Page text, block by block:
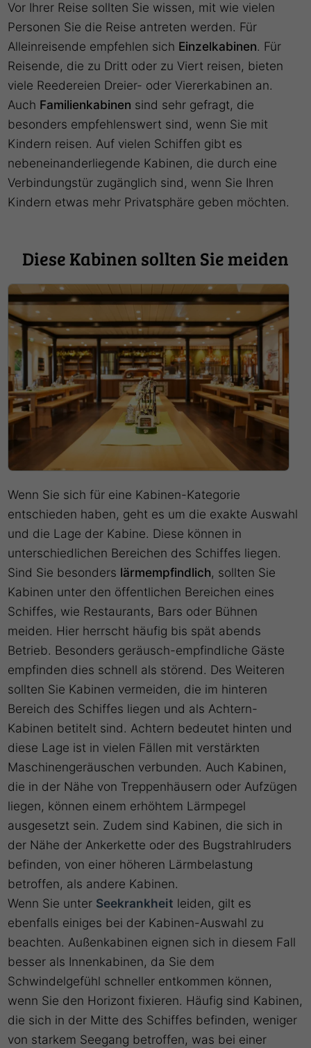
Vor Ihrer Reise sollten Sie wissen, mit wie vielen
Personen Sie die Reise antreten werden. Für
Alleinreisende empfehlen sich Einzelkabinen. Für
Reisende, die zu Dritt oder zu Viert reisen, bieten
viele Reedereien Dreier- oder Viererkabinen an.
Auch Familienkabinen sind sehr gefragt, die
besonders empfehlenswert sind, wenn Sie mit
Kindern reisen. Auf vielen Schiffen gibt es
nebeneinanderliegende Kabinen, die durch eine
Verbindungstür zugänglich sind, wenn Sie Ihren
Kindern etwas mehr Privatsphäre geben möchten.
Diese Kabinen sollten Sie meiden
Wenn Sie sich für eine Kabinen-Kategorie
entschieden haben, geht es um die exakte Auswahl
und die Lage der Kabine. Diese können in
unterschiedlichen Bereichen des Schiffes liegen.
Sind Sie besonders lärmempfindlich, sollten Sie
Kabinen unter den öffentlichen Bereichen eines
Schiffes, wie Restaurants, Bars oder Bühnen
meiden. Hier herrscht häufig bis spät abends
Betrieb. Besonders geräusch-empfindliche Gäste
empfinden dies schnell als störend. Des Weiteren
sollten Sie Kabinen vermeiden, die im hinteren
Bereich des Schiffes liegen und als Achtern-
Kabinen betitelt sind. Achtern bedeutet hinten und
diese Lage ist in vielen Fällen mit verstärkten
Maschinengeräuschen verbunden. Auch Kabinen,
die in der Nähe von Treppenhäusern oder Aufzügen
liegen, können einem erhöhtem Lärmpegel
ausgesetzt sein. Zudem sind Kabinen, die sich in
der Nähe der Ankerkette oder des Bugstrahlruders
befinden, von einer höheren Lärmbelastung
betroffen, als andere Kabinen.
Wenn Sie unter Seekrankheit leiden, gilt es
ebenfalls einiges bei der Kabinen-Auswahl zu
beachten. Außenkabinen eignen sich in diesem Fall
besser als Innenkabinen, da Sie dem
Schwindelgefühl schneller entkommen können,
wenn Sie den Horizont fixieren. Häufig sind Kabinen,
die sich in der Mitte des Schiffes befinden, weniger
von starkem Seegang betroffen, was bei einer